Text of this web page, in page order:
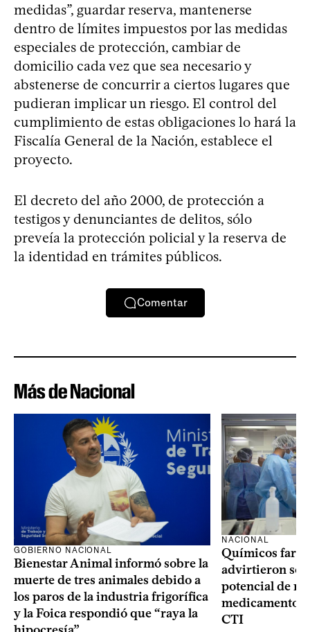
medidas”, guardar reserva, mantenerse
dentro de límites impuestos por las medidas
especiales de protección, cambiar de
domicilio cada vez que sea necesario y
abstenerse de concurrir a ciertos lugares que
pudieran implicar un riesgo. El control del
cumplimiento de estas obligaciones lo hará la
Fiscalía General de la Nación, establece el
proyecto.
El decreto del año 2000, de protección a
testigos y denunciantes de delitos, sólo
preveía la protección policial y la reserva de
la identidad en trámites públicos.
Comentar
Más de Nacional
GOBIERNO NACIONAL
Bienestar Animal informó sobre la
muerte de tres animales debido a
los paros de la industria frigorífica
y la Foica respondió que “raya la
NACIONAL
Químicos
advirtieron
potencial de
medicamentos
CTI